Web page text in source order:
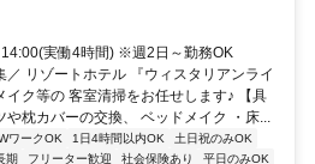
実働4時間) ※週2日～勤務OK
リゾートホテル 『ウィスタリアンライ
イク等の 客室清掃をお任せします♪ 【具
や枕カバーの交換、 ベッドメイク ・床...
ワークOK 1日4時間以内OK
土日祝のみOK
期 フリーター歓迎 社会保険あり
平日のみOK